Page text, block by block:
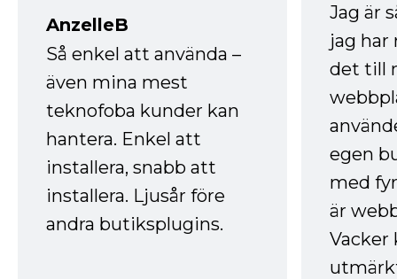
AnzelleB
Så enkel att använda –
även mina mest
teknofoba kunder kan
hantera. Enkel att
installera, snabb att
installera. Ljusår före
andra butiksplugins.
Jag är
jag
det till
egen
med
är
Vacker